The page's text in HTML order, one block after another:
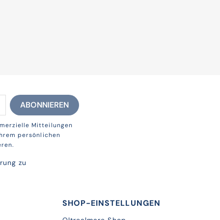
Mitteilungen
persönlichen
zu
SHOP-EINSTELLUNGEN